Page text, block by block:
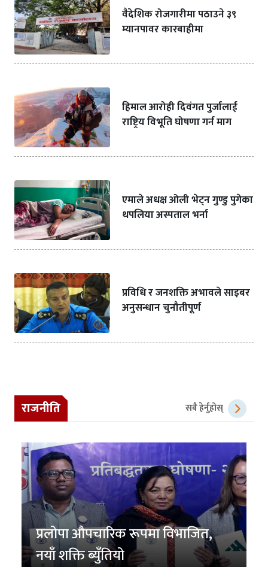
वैदेशिक रोजगारीमा पठाउने ३९
म्यानपावर कारबाहीमा
हिमाल आरोही दिवंगत पुर्जालाई
राष्ट्रिय विभूति घोषणा गर्न माग
एमाले अधक्ष ओली भेट्न गुण्डु पुगेका
थपलिया अस्पताल भर्ना
प्रविधि र जनशक्ति अभावले साइबर
अनुसन्धान चुनौतीपूर्ण
राजनीति सबै हेर्नुहोस्
प्रलोपा औपचारिक रूपमा विभाजित,
नयाँ शक्ति ब्युँतियो